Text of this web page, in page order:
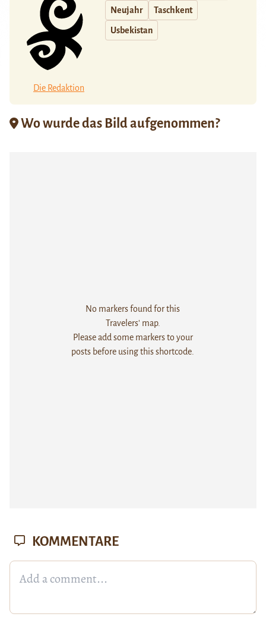
Die Redaktion
Neujahr Taschkent
Usbekistan
Wo wurde das Bild aufgenommen?
No markers found for this
Travelers' map.
Please add some markers to your
posts before using this shortcode.
KOMMENTARE